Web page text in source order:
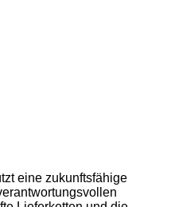
eine zukunftsfähige